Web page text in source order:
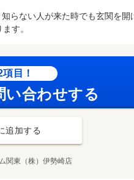
ない人が来た時でも玄関を開
す。
目！
い合わせする
追加する
関東（株）伊勢崎店